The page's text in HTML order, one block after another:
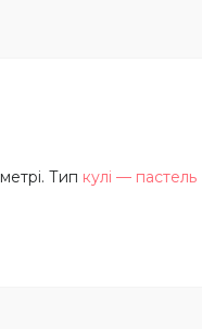
Тип кулі — пастель